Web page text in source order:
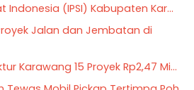
Indonesia (IPSI) Kabupaten Kar...
Jalan dan Jembatan di
Karawang 15 Proyek Rp2,47 Mi...